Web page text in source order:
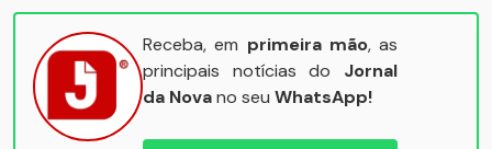
Receba, em primeira mão, as
principais notícias do Jornal
da Novano seu WhatsApp!